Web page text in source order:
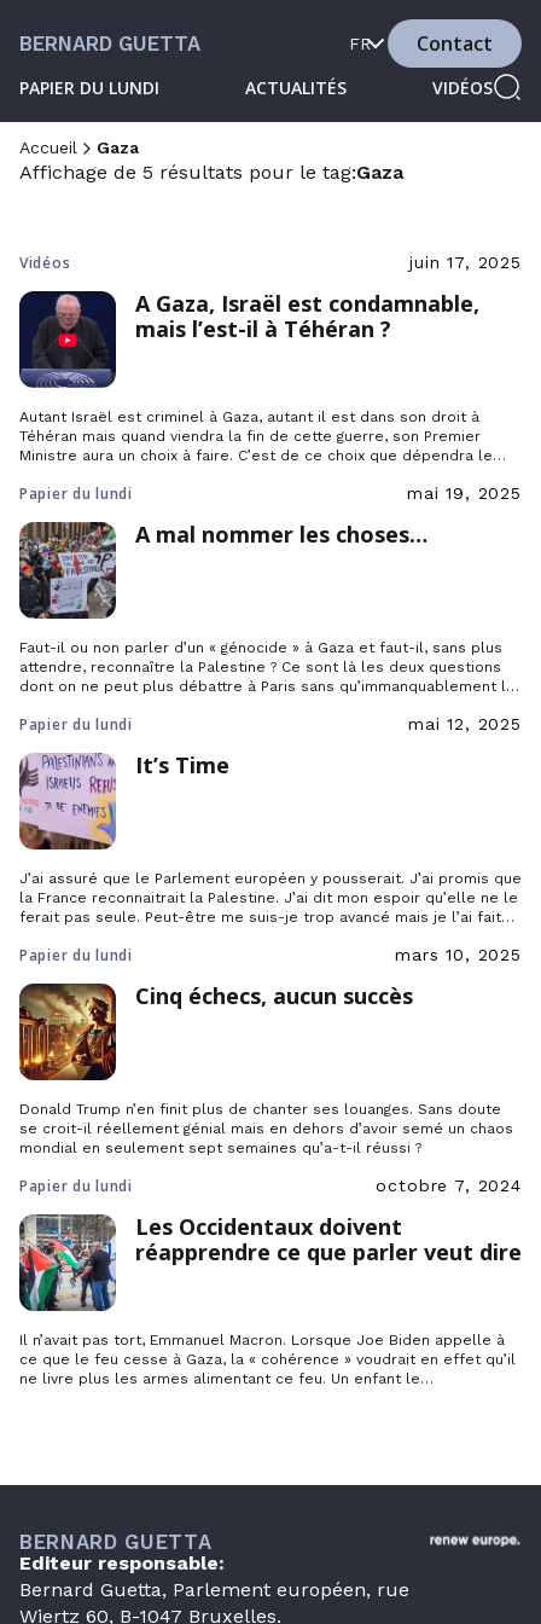
BERNARD GUETTA
PAPIER DU LUNDI ACTUALITÉS VIDÉOS
FR Contact
Accueil Gaza
Affichage de 5 résultats pour le tag:Gaza
Vidéos juin 17, 2025
A Gaza, Israël est condamnable,
mais l’est-il à Téhéran ?
Autant Israël est criminel à Gaza, autant il est dans son droit à
Téhéran mais quand viendra la fin de cette guerre, son Premier
Ministre aura un choix à faire. C’est de ce choix que dépendra le
Papier du lundi mai 19, 2025
A mal nommer les choses…
Faut-il ou non parler d’un « génocide » à Gaza et faut-il, sans plus
attendre, reconnaître la Palestine ? Ce sont là les deux questions
dont on ne peut plus débattre à Paris sans qu’immanquablement le
calmement.
Papier du lundi mai 12, 2025
It’s Time
J’ai assuré que le Parlement européen y pousserait. J’ai promis que
la France reconnaitrait la Palestine. J’ai dit mon espoir qu’elle ne le
ferait pas seule. Peut-être me suis-je trop avancé mais je l’ai fait
Papier du lundi mars 10, 2025
Cinq échecs, aucun succès
Donald Trump n’en finit plus de chanter ses louanges. Sans doute
se croit-il réellement génial mais en dehors d’avoir semé un chaos
mondial en seulement sept semaines qu’a-t-il réussi ?
Papier du lundi octobre 7, 2024
Les Occidentaux doivent
réapprendre ce que parler veut dire
Il n’avait pas tort, Emmanuel Macron. Lorsque Joe Biden appelle à
ce que le feu cesse à Gaza, la « cohérence » voudrait en effet qu’il
ne livre plus les armes alimentant ce feu. Un enfant le
BERNARD GUETTA
Editeur responsable:
Bernard Guetta, Parlement européen, rue
Wiertz 60, B-1047 Bruxelles.